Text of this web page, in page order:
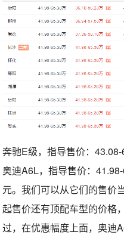
奔驰E级，指导售价：
奥迪A6L，指导售价：
元。我们可以从它们的售价
起售价还有顶配车型的价格
过，在优惠幅度上面，奥迪